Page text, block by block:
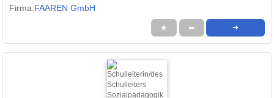
Firma:FAAREN GmbH
★ ➦ ➜